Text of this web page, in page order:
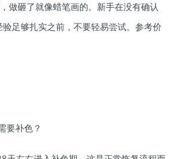
做砸了就像蜡笔画的。新手在没有确认
足够扎实之前，不要轻易尝试。参考价
要补色？